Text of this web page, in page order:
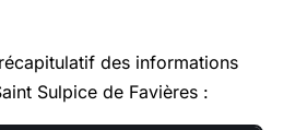
des informations
Sulpice de Favières :